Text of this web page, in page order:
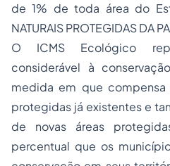
de 1% de toda área do
NATURAIS PROTEGIDAS DA
O ICMS Ecológico
considerável à
medida em que
protegidas já existentes e
de novas áreas
percentual que os